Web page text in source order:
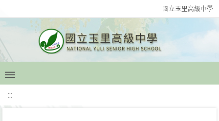
國立玉里高級中學
:::